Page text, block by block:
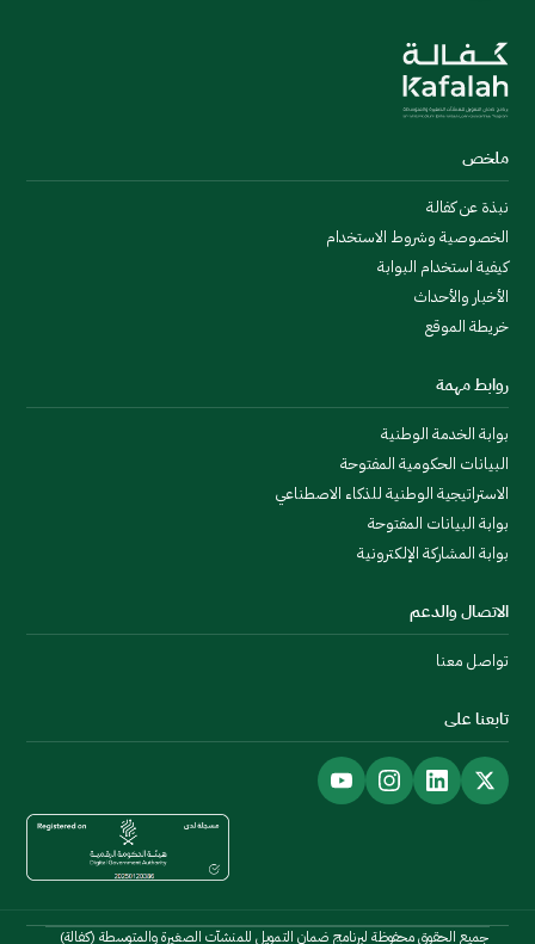
ملخص
نبذة عن كفالة
الخصوصية وشروط الاستخدام
كيفية استخدام البوابة
الأخبار والأحداث
خريطة الموقع
روابط مهمة
بوابة الخدمة الوطنية
البيانات الحكومية المفتوحة
الاستراتيجية الوطنية للذكاء الاصطناعي
بوابة البيانات المفتوحة
بوابة المشاركة الإلكترونية
الاتصال والدعم
تواصل معنا
تابعنا على
جميع الحقوق محفوظة لبرنامج ضمان التمويل للمنشآت الصغيرة والمتوسطة (كفالة)